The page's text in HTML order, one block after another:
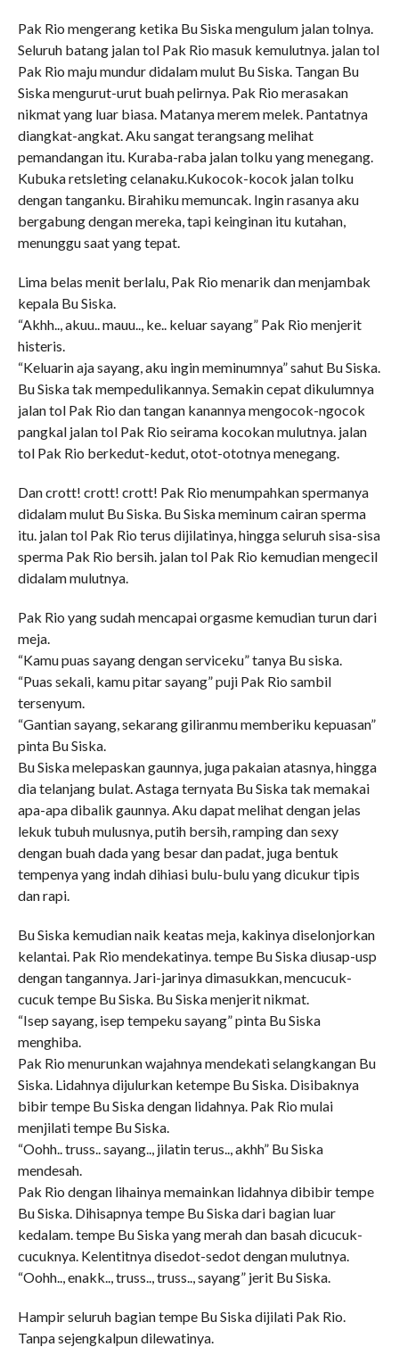
Pak Rio mengerang ketika Bu Siska mengulum jalan tolnya.
Seluruh batang jalan tol Pak Rio masuk kemulutnya. jalan tol
Pak Rio maju mundur didalam mulut Bu Siska. Tangan Bu
Siska mengurut-urut buah pelirnya. Pak Rio merasakan
nikmat yang luar biasa. Matanya merem melek. Pantatnya
diangkat-angkat. Aku sangat terangsang melihat
pemandangan itu. Kuraba-raba jalan tolku yang menegang.
Kubuka retsleting celanaku.Kukocok-kocok jalan tolku
dengan tanganku. Birahiku memuncak. Ingin rasanya aku
bergabung dengan mereka, tapi keinginan itu kutahan,
menunggu saat yang tepat.
Lima belas menit berlalu, Pak Rio menarik dan menjambak
kepala Bu Siska.
“Akhh.., akuu.. mauu.., ke.. keluar sayang” Pak Rio menjerit
histeris.
“Keluarin aja sayang, aku ingin meminumnya” sahut Bu Siska.
Bu Siska tak mempedulikannya. Semakin cepat dikulumnya
jalan tol Pak Rio dan tangan kanannya mengocok-ngocok
pangkal jalan tol Pak Rio seirama kocokan mulutnya. jalan
tol Pak Rio berkedut-kedut, otot-ototnya menegang.
Dan crott! crott! crott! Pak Rio menumpahkan spermanya
didalam mulut Bu Siska. Bu Siska meminum cairan sperma
itu. jalan tol Pak Rio terus dijilatinya, hingga seluruh sisa-sisa
sperma Pak Rio bersih. jalan tol Pak Rio kemudian mengecil
didalam mulutnya.
Pak Rio yang sudah mencapai orgasme kemudian turun dari
meja.
“Kamu puas sayang dengan serviceku” tanya Bu siska.
“Puas sekali, kamu pitar sayang” puji Pak Rio sambil
tersenyum.
“Gantian sayang, sekarang giliranmu memberiku kepuasan”
pinta Bu Siska.
Bu Siska melepaskan gaunnya, juga pakaian atasnya, hingga
dia telanjang bulat. Astaga ternyata Bu Siska tak memakai
apa-apa dibalik gaunnya. Aku dapat melihat dengan jelas
lekuk tubuh mulusnya, putih bersih, ramping dan sexy
dengan buah dada yang besar dan padat, juga bentuk
tempenya yang indah dihiasi bulu-bulu yang dicukur tipis
dan rapi.
Bu Siska kemudian naik keatas meja, kakinya diselonjorkan
kelantai. Pak Rio mendekatinya. tempe Bu Siska diusap-usp
dengan tangannya. Jari-jarinya dimasukkan, mencucuk-
cucuk tempe Bu Siska. Bu Siska menjerit nikmat.
“Isep sayang, isep tempeku sayang” pinta Bu Siska
menghiba.
Pak Rio menurunkan wajahnya mendekati selangkangan Bu
Siska. Lidahnya dijulurkan ketempe Bu Siska. Disibaknya
bibir tempe Bu Siska dengan lidahnya. Pak Rio mulai
menjilati tempe Bu Siska.
“Oohh.. truss.. sayang.., jilatin terus.., akhh” Bu Siska
mendesah.
Pak Rio dengan lihainya memainkan lidahnya dibibir tempe
Bu Siska. Dihisapnya tempe Bu Siska dari bagian luar
kedalam. tempe Bu Siska yang merah dan basah dicucuk-
cucuknya. Kelentitnya disedot-sedot dengan mulutnya.
“Oohh.., enakk.., truss.., truss.., sayang” jerit Bu Siska.
Hampir seluruh bagian tempe Bu Siska dijilati Pak Rio.
Tanpa sejengkalpun dilewatinya.